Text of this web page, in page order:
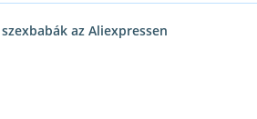
az Aliexpressen